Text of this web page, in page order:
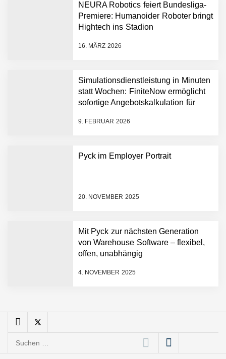
NEURA Robotics feiert Bundesliga-
Premiere: Humanoider Roboter bringt
Hightech ins Stadion
16. MÄRZ 2026
Simulationsdienstleistung in Minuten
statt Wochen: FiniteNow ermöglicht
sofortige Angebotskalkulation für
9. FEBRUAR 2026
Pyck im Employer Portrait
20. NOVEMBER 2025
Mit Pyck zur nächsten Generation
von Warehouse Software – flexibel,
offen, unabhängig
4. NOVEMBER 2025
NEURA Robotics und
Amazon Web Services
starten strategische
AI breit auszurollen
Humanoider Roboter bringt
Hightech ins Stadion
Simulationsdienstleistung in
Minuten statt Wochen:
FiniteNow ermöglicht
Entwicklungsprozesse
Maximilian Mack von Pyck
Generation von Warehouse
Software – flexibel, offen,
Suchen